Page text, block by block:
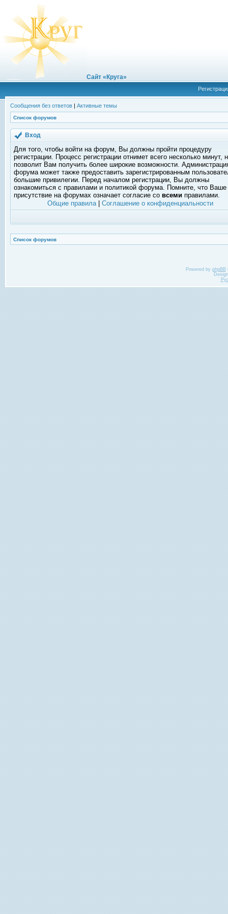
Сайт «Круга»
Сообщения без ответов | Активные темы
Список форумов
Вход
Для того, чтобы войти на форум, Вы должны пройти процедуру
регистрации. Процесс регистрации отнимет всего несколько минут,
позволит Вам получить более широкие возможности.
форума может также предоставить зарегистрированным
большие привилегии. Перед началом регистрации, Вы должны
ознакомиться с правилами и политикой форума. Помните, что Ваше
присутствие на форумах означает согласие со всеми правилами.
Общие правила| Соглашение о конфиденциальности
Список форумов
Powered by phpBB